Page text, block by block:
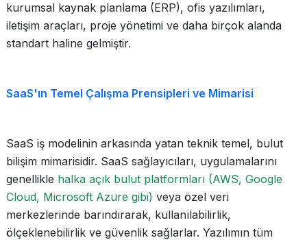
kurumsal kaynak planlama (ERP), ofis yazılımları,
iletişim araçları, proje yönetimi ve daha birçok alanda
standart haline gelmiştir.
SaaS'ın Temel Çalışma Prensipleri ve Mimarisi
SaaS iş modelinin arkasında yatan teknik temel, bulut
bilişim mimarisidir. SaaS sağlayıcıları, uygulamalarını
genellikle halka açık bulut platformları (AWS, Google
Cloud, Microsoft Azure gibi) veya özel veri
merkezlerinde barındırarak, kullanılabilirlik,
ölçeklenebilirlik ve güvenlik sağlarlar. Yazılımın tüm